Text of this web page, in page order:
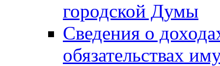
городской Думы
Сведения о
обязательствах